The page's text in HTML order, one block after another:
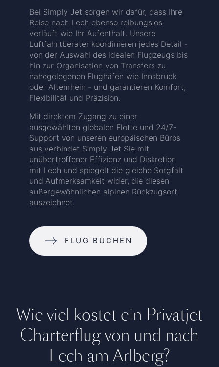
Bei Simply Jet sorgen wir dafür, dass Ihre
Reise nach Lech ebenso reibungslos
verläuft wie Ihr Aufenthalt. Unsere
Luftfahrtberater koordinieren jedes Detail -
von der Auswahl des idealen Flugzeugs bis
hin zur Organisation von Transfers zu
nahegelegenen Flughäfen wie Innsbruck
oder Altenrhein - und garantieren Komfort,
Flexibilität und Präzision.
Mit direktem Zugang zu einer
ausgewählten globalen Flotte und 24/7-
Support von unseren europäischen Büros
aus verbindet Simply Jet Sie mit
unübertroffener Effizienz und Diskretion
mit Lech und spiegelt die gleiche Sorgfalt
und Aufmerksamkeit wider, die diesen
außergewöhnlichen alpinen Rückzugsort
auszeichnet.
FLUG BUCHEN
Wie viel kostet ein Privatjet
Charterflug von und nach
Lech am Arlberg?